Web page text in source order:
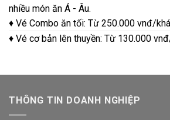
nhiều món ăn Á - Âu.
♦ Vé Combo ăn tối: Từ 250.000 vnđ/
♦ Vé cơ bản lên thuyền: Từ 130.000
THÔNG TIN DOANH NGHIỆP